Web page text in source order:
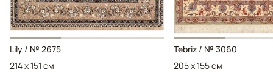
Lily / № 2675
214 x 151 см
Tebriz / № 3060
205 x 155 см